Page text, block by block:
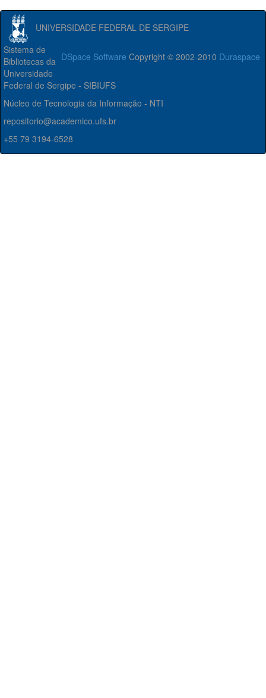
UNIVERSIDADE FEDERAL DE SERGIPE
DSpace Software Copyright © 2002-2010 Duraspace
Sistema de
Bibliotecas da
Universidade
Federal de Sergipe - SIBIUFS
Núcleo de Tecnologia da Informação - NTI
repositorio@academico.ufs.br
+55 79 3194-6528